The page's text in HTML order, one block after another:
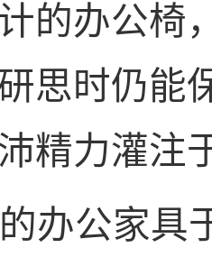
的办公椅
思时仍能
精力灌注
办公家具